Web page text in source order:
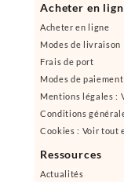
Acheter en
Acheter en ligne
Modes de livraison
Frais de port
Modes de paiement
Mentions légales :
Conditions
Cookies : Voir tout
Ressources
Actualités